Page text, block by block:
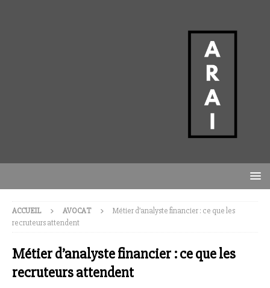
ACCUEIL AVOCAT
Métier d’analyste financier : ce que les
recruteurs attendent
Métier d’analyste financier : ce que les
recruteurs attendent